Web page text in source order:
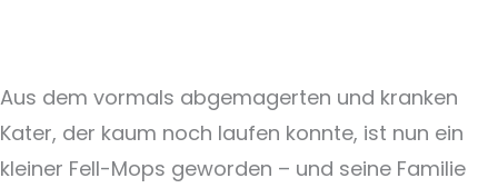
Aus dem vormals abgemagerten und kranken
Kater, der kaum noch laufen konnte, ist nun ein
kleiner Fell-Mops geworden – und seine Familie